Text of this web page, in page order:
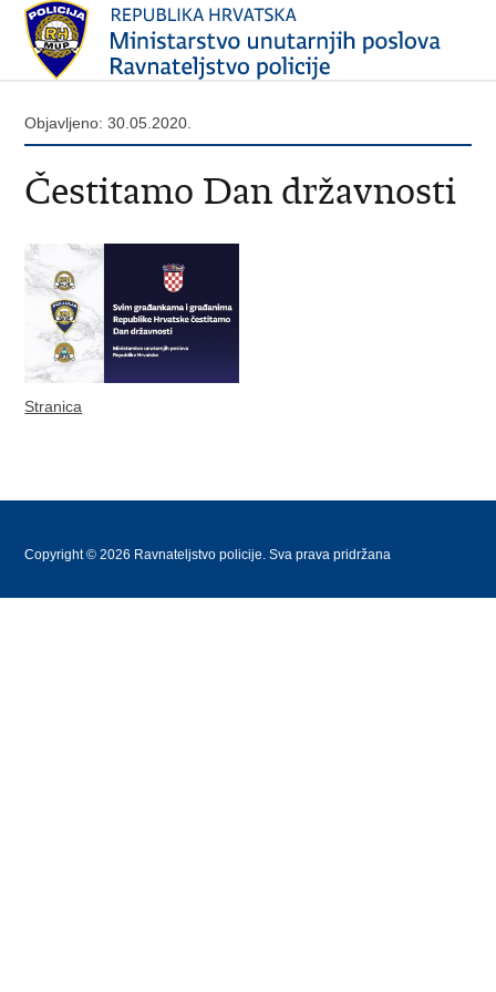
Objavljeno: 30.05.2020.
Čestitamo Dan državnosti
Stranica
Copyright © 2026 Ravnateljstvo policije. Sva prava pridržana